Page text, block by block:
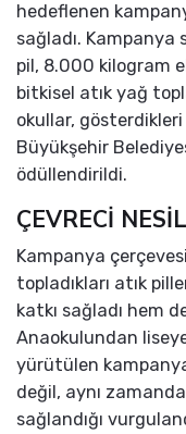
hedeflenen
sağladı. Kampanya
pil, 8.000 kilogram
bitkisel atık yağ
okullar, gösterdikleri
Büyükşehir
ödüllendirildi.
ÇEVRECİ
Kampanya
topladıkları atık
katkı sağladı hem
Anaokulundan
yürütülen
değil, aynı
sağlandığı